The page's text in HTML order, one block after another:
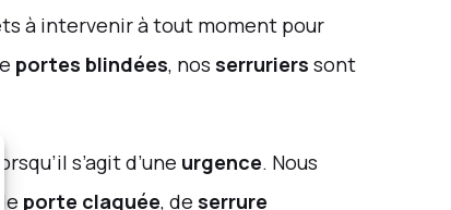
à intervenir à tout moment pour
portes blindées, nos serruriers sont
s’agit d’une urgence. Nous
porte claquée, de serrure